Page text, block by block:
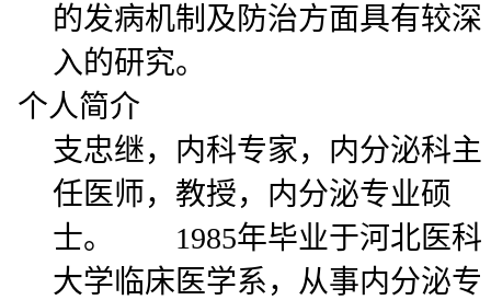
的发病机制及防治方面具有较深
入的研究。
个人简介
支忠继，内科专家，内分泌科主
任医师，教授，内分泌专业硕
士。 1985年毕业于河北医科
大学临床医学系，从事内分泌专